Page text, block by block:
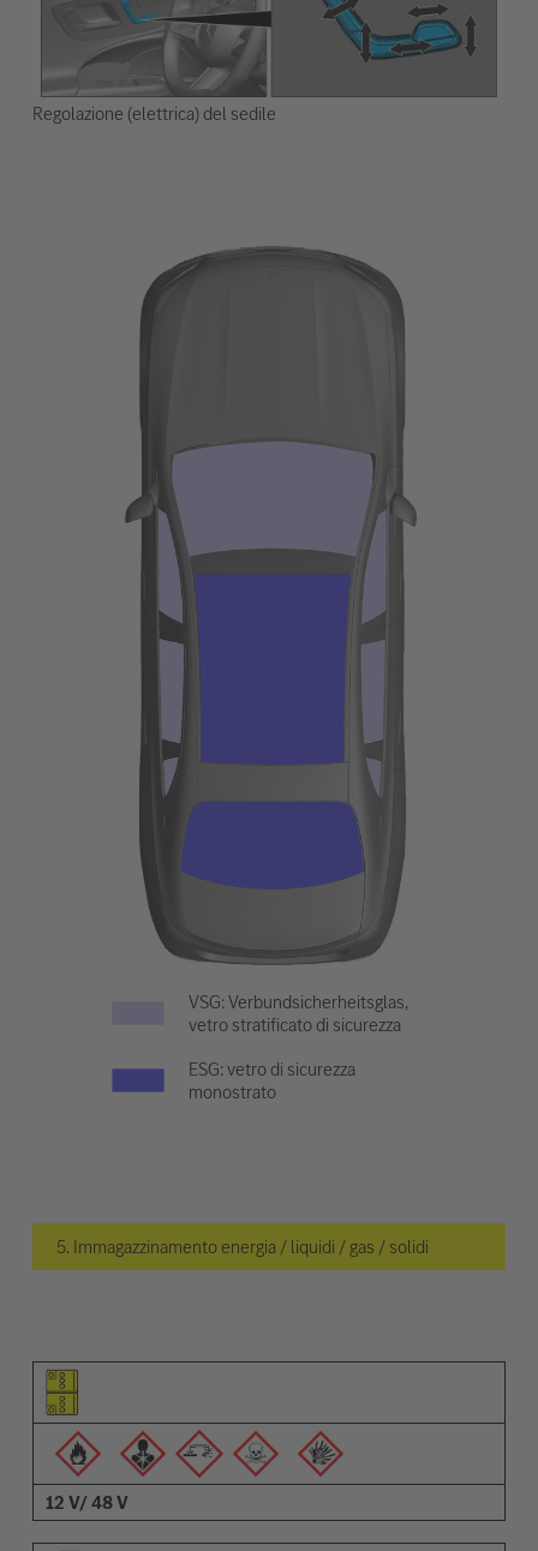
Regolazione (elettrica) del sedile
VSG: Verbundsicherheitsglas,
vetro stratificato di sicurezza
ESG: vetro di sicurezza
monostrato
5. Immagazzinamento energia / liquidi / gas / solidi
Pittogramma dell'elemento
Pittogrammi degli avvisi
Descrizione
12 V/ 48 V